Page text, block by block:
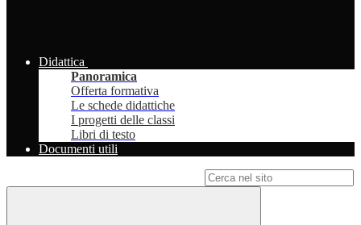
Didattica
Panoramica
Offerta formativa
Le schede didattiche
I progetti delle classi
Libri di testo
Documenti utili